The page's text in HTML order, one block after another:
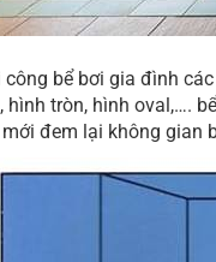
công bể bơi gia đình
hình tròn, hình oval,….
đem lại không gian